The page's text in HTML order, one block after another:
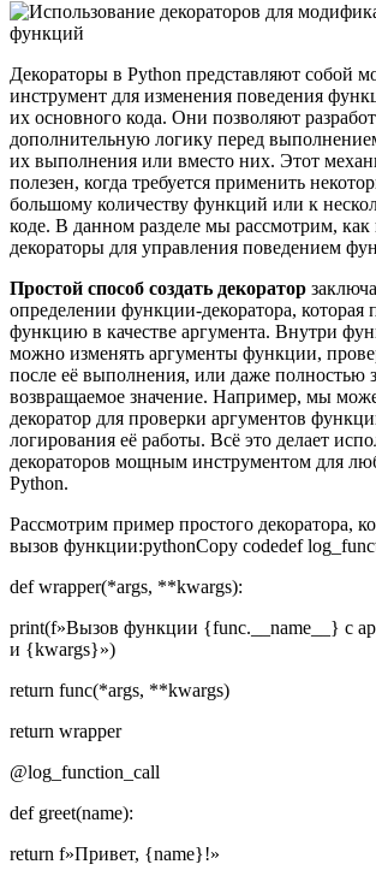
Декораторы в Python представляют собой
инструмент для изменения поведения
их основного кода. Они позволяют
дополнительную логику перед
их выполнения или вместо них. Этот
полезен, когда требуется применить
большому количеству функций или к
коде. В данном разделе мы рассмотрим, как
декораторы для управления поведением
Простой способ создать декоратор
определении функции-декоратора,
функцию в качестве аргумента. Внутри
можно изменять аргументы функции,
после её выполнения, или даже полностью
возвращаемое значение. Например, мы
декоратор для проверки аргументов
логирования её работы. Всё это делает
декораторов мощным инструментом для
Python.
Рассмотрим пример простого декоратора,
вызов функции:pythonCopy codedef
def wrapper(*args, **kwargs):
print(f»Вызов функции {func.__name__} с
и {kwargs}»)
return func(*args, **kwargs)
return wrapper
@log_function_call
def greet(name):
return f»Привет, {name}!»